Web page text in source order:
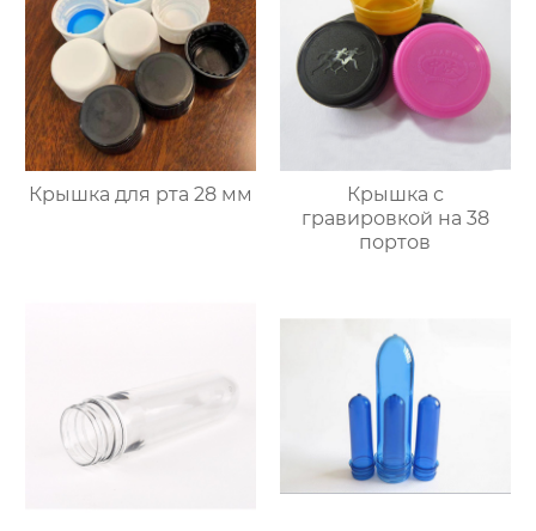
Крышка для рта 28 мм
Крышка с
гравировкой на 38
портов